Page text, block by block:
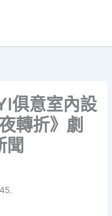
俱意室內設
轉折》劇
聞